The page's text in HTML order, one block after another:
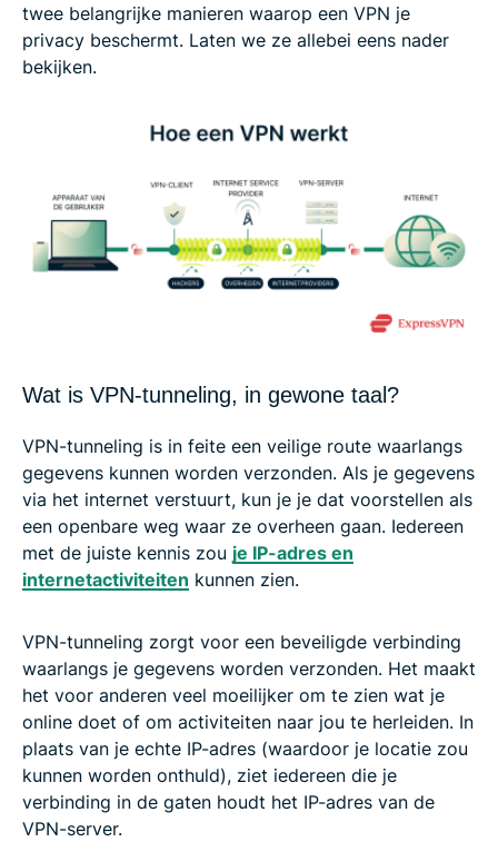
twee belangrijke manieren waarop een VPN je
privacy beschermt. Laten we ze allebei eens nader
bekijken.
Wat is VPN-tunneling, in gewone taal?
VPN-tunneling is in feite een veilige route waarlangs
gegevens kunnen worden verzonden. Als je gegevens
via het internet verstuurt, kun je je dat voorstellen als
een openbare weg waar ze overheen gaan. Iedereen
met de juiste kennis zou je IP-adres en
internetactiviteiten kunnen zien.
VPN-tunneling zorgt voor een beveiligde verbinding
waarlangs je gegevens worden verzonden. Het maakt
het voor anderen veel moeilijker om te zien wat je
online doet of om activiteiten naar jou te herleiden. In
plaats van je echte IP-adres (waardoor je locatie zou
kunnen worden onthuld), ziet iedereen die je
verbinding in de gaten houdt het IP-adres van de
VPN-server.